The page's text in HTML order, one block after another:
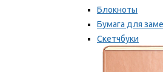
Блокноты
Бумага для
Скетчбуки
Тетради